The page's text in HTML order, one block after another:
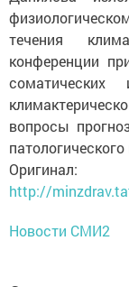
течения
конференции
соматических
вопросы
Оригинал:
http://
Новости СМИ2